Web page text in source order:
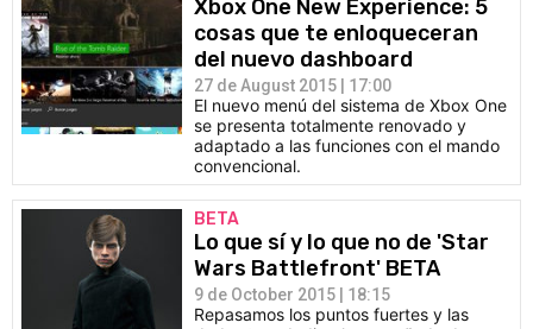
Xbox One New Experience: 5
cosas que te enloqueceran
del nuevo dashboard
27 de August 2015 | 17:00
El nuevo menú del sistema de Xbox One
se presenta totalmente renovado y
adaptado a las funciones con el mando
convencional.
BETA
Lo que sí y lo que no de 'Star
Wars Battlefront' BETA
9 de October 2015 | 18:15
Repasamos los puntos fuertes y las